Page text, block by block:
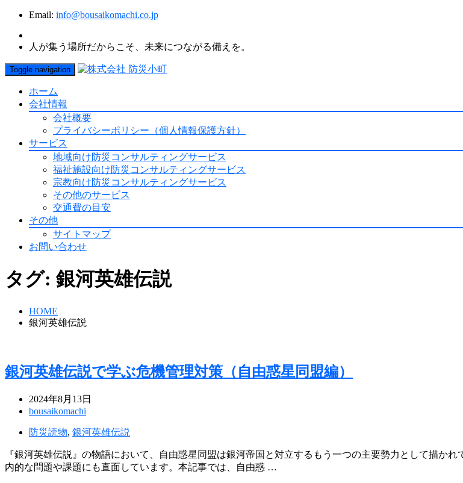
Email: info@bousaikomachi.co.jp
人が集う場所だからこそ、未来につながる備えを。
Toggle navigation
ホーム
会社情報
会社概要
プライバシーポリシー（個人情報保護方針）
サービス
地域向け防災コンサルティングサービス
福祉施設向け防災コンサルティングサービス
宗教向け防災コンサルティングサービス
その他のサービス
交通費の目安
その他
サイトマップ
お問い合わせ
タグ:銀河英雄伝説
HOME
銀河英雄伝説
銀河英雄伝説で学ぶ危機管理対策（自由惑星同盟編）
2024年8月13日
bousaikomachi
防災読物, 銀河英雄伝説
『銀河英雄伝説』の物語において、自由惑星同盟は銀河帝国と対立するもう一つの主要勢力として描か
内的な問題や課題にも直面しています。本記事では、自由惑 …